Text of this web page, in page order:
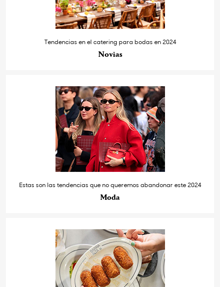
Tendencias en el catering para bodas en 2024
Novias
Estas son las tendencias que no queremos abandonar este 2024
Moda